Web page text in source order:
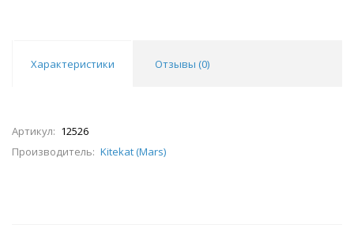
Характеристики Отзывы (0)
Артикул: 12526
Производитель: Kitekat (Mars)